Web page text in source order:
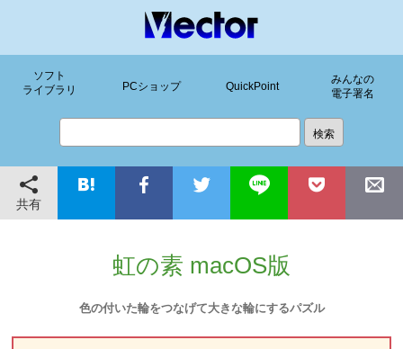
ソフト
ライブラリ
PCショップ QuickPoint
みんなの
電子署名
共有
虹の素 macOS版
色の付いた輪をつなげて大きな輪にするパズル